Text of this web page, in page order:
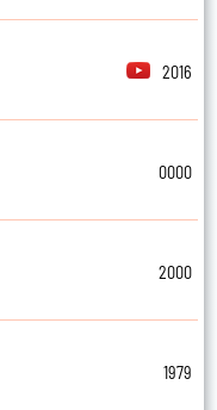
2016
0000
2000
1979